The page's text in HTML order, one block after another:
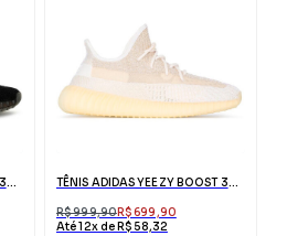
TÊNIS ADIDAS YEEZY BOOST 350 V2 BLACKRED TÊNIS ADIDAS YEEZY BOOST 350 V2
R$ 999,90R$ 699,90
Até 12x de R$ 58,32